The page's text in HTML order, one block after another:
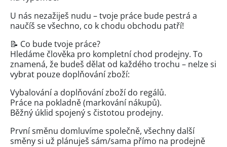
U nás nezažiješ nudu – tvoje práce bude pestrá a
naučíš se všechno, co k chodu obchodu patří!
📝 Co bude tvoje práce?
Hledáme člověka pro kompletní chod prodejny. To
znamená, že budeš dělat od každého trochu – nelze si
vybrat pouze doplňování zboží:
Vybalování a doplňování zboží do regálů.
Práce na pokladně (markování nákupů).
Běžný úklid spojený s čistotou prodejny.
První směnu domluvíme společně, všechny další
směny si už plánuješ sám/sama přímo na prodejně